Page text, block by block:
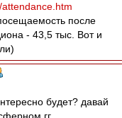
после
- 43,5 тыс. Вот и
будет? давай